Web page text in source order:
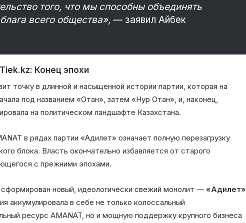
того, что мы способны объединять
всего общества», — заявил Айбек
Конец эпохи
точку в длинной и насыщенной истории партии, которая на
под названием «Отан», затем «Нур Отан», и, наконец,
на политическом ландшафте Казахстана.
в рядах партии «Адилет» означает полную перезагрузку
блока. Власть окончательно избавляется от старого
с прежними эпохами.
сформирован новый, идеологически свежий монолит — «Адилет»
аккумулировала в себе не только колоссальный
ресурс AMANAT, но и мощную поддержку крупного бизнеса